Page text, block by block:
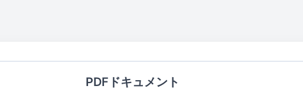
PDFドキュメント